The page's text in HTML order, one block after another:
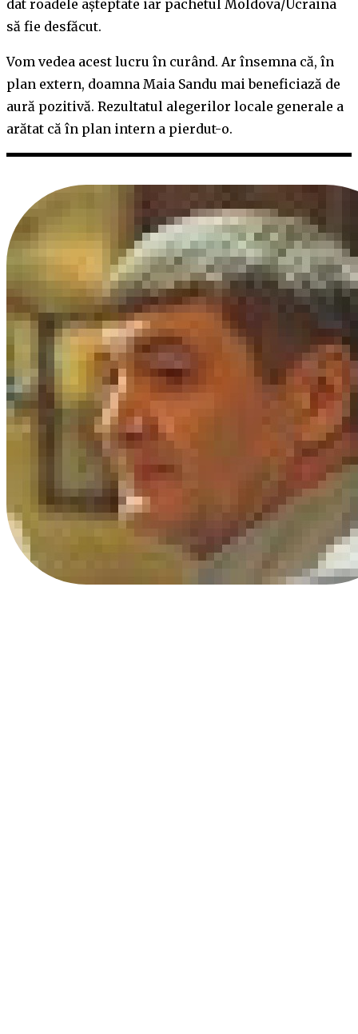
dat roadele așteptate iar pachetul Moldova/Ucraina
să fie desfăcut.
Vom vedea acest lucru în curând. Ar însemna că, în
plan extern, doamna Maia Sandu mai beneficiază de
aură pozitivă. Rezultatul alegerilor locale generale a
arătat că în plan intern a pierdut-o.